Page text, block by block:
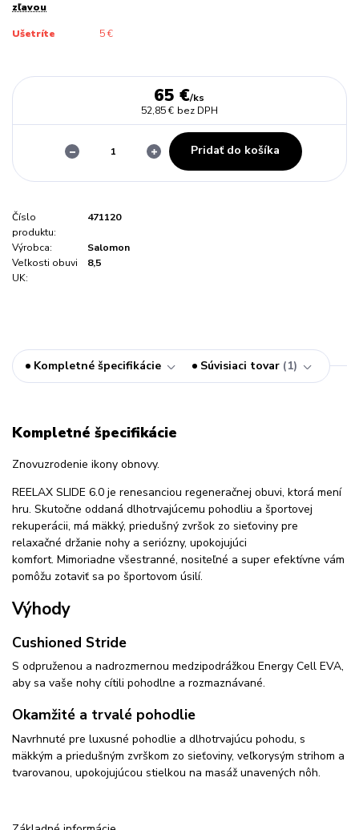
zľavou
Ušetríte 5 €
65 €/ks
52,85 € bez DPH
Pridať do košíka
Číslo
produktu:
471120
Výrobca:
Salomon
Veľkosti obuvi
UK:
8,5
Kompletné špecifikácie Súvisiaci tovar 1
Kompletné špecifikácie
Znovuzrodenie ikony obnovy.
REELAX SLIDE 6.0 je renesanciou regeneračnej obuvi, ktorá mení
hru. Skutočne oddaná dlhotrvajúcemu pohodliu a športovej
rekuperácii, má mäkký, priedušný zvršok zo sieťoviny pre
relaxačné držanie nohy a seriózny, upokojujúci
komfort. Mimoriadne všestranné, nositeľné a super efektívne vám
pomôžu zotaviť sa po športovom úsilí.
Výhody
Cushioned Stride
S odpruženou a nadrozmernou medzipodrážkou Energy Cell EVA,
aby sa vaše nohy cítili pohodlne a rozmaznávané.
Okamžité a trvalé pohodlie
Navrhnuté pre luxusné pohodlie a dlhotrvajúcu pohodu, s
mäkkým a priedušným zvrškom zo sieťoviny, veľkorysým strihom a
tvarovanou, upokojujúcou stielkou na masáž unavených nôh.